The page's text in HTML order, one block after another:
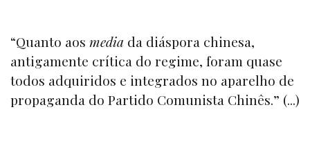
“Quanto aos media da diáspora chinesa,
antigamente crítica do regime, foram quase
todos adquiridos e integrados no aparelho de
propaganda do Partido Comunista Chinês.” (...)